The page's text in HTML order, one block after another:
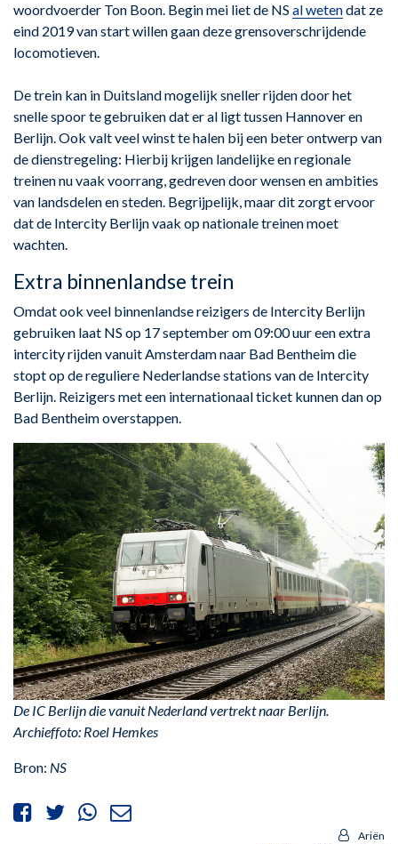
woordvoerder Ton Boon. Begin mei liet de NS al wetendat ze
eind 2019 van start willen gaan deze grensoverschrijdende
locomotieven.
De trein kan in Duitsland mogelijk sneller rijden door het
snelle spoor te gebruiken dat er al ligt tussen Hannover en
Berlijn. Ook valt veel winst te halen bij een beter ontwerp van
de dienstregeling: Hierbij krijgen landelijke en regionale
treinen nu vaak voorrang, gedreven door wensen en ambities
van landsdelen en steden. Begrijpelijk, maar dit zorgt ervoor
dat de Intercity Berlijn vaak op nationale treinen moet
wachten.
Extra binnenlandse trein
Omdat ook veel binnenlandse reizigers de Intercity Berlijn
gebruiken laat NS op 17 september om 09:00 uur een extra
intercity rijden vanuit Amsterdam naar Bad Bentheim die
stopt op de reguliere Nederlandse stations van de Intercity
Berlijn. Reizigers met een internationaal ticket kunnen dan op
Bad Bentheim overstappen.
De IC Berlijn die vanuit Nederland vertrekt naar Berlijn.
Archieffoto: Roel Hemkes
Bron: NS
Ariën